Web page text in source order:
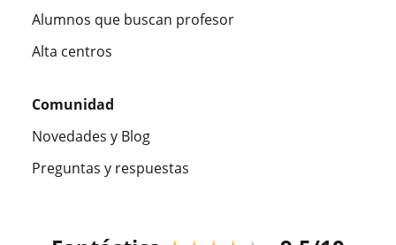
Alumnos que buscan profesor
Alta centros
Comunidad
Novedades y Blog
Preguntas y respuestas